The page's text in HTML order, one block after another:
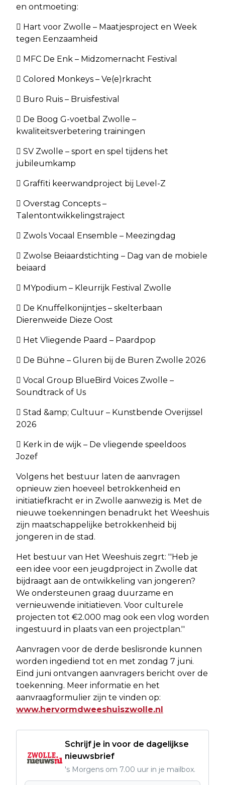
en ontmoeting:
 Hart voor Zwolle – Maatjesproject en Week
tegen Eenzaamheid
 MFC De Enk – Midzomernacht Festival
 Colored Monkeys – Ve(e)rkracht
 Buro Ruis – Bruisfestival
 De Boog G-voetbal Zwolle –
kwaliteitsverbetering trainingen
 SV Zwolle – sport en spel tijdens het
jubileumkamp
 Graffiti keerwandproject bij Level-Z
 Overstag Concepts –
Talentontwikkelingstraject
 Zwols Vocaal Ensemble – Meezingdag
 Zwolse Beiaardstichting – Dag van de mobiele
beiaard
 MYpodium – Kleurrijk Festival Zwolle
 De Knuffelkonijntjes – skelterbaan
Dierenweide Dieze Oost
 Het Vliegende Paard – Paardpop
 De Bühne – Gluren bij de Buren Zwolle 2026
 Vocal Group BlueBird Voices Zwolle –
Soundtrack of Us
 Stad &amp; Cultuur – Kunstbende Overijssel
2026
 Kerk in de wijk – De vliegende speeldoos
Jozef
Volgens het bestuur laten de aanvragen
opnieuw zien hoeveel betrokkenheid en
initiatiefkracht er in Zwolle aanwezig is. Met de
nieuwe toekenningen benadrukt het Weeshuis
zijn maatschappelijke betrokkenheid bij
jongeren in de stad.
Het bestuur van Het Weeshuis zegrt: ''Heb je
een idee voor een jeugdproject in Zwolle dat
bijdraagt aan de ontwikkeling van jongeren?
We ondersteunen graag duurzame en
vernieuwende initiatieven. Voor culturele
projecten tot €2.000 mag ook een vlog worden
ingestuurd in plaats van een projectplan.''
Aanvragen voor de derde beslisronde kunnen
worden ingediend tot en met zondag 7 juni.
Eind juni ontvangen aanvragers bericht over de
toekenning. Meer informatie en het
aanvraagformulier zijn te vinden op:
www.hervormdweeshuiszwolle.nl
Schrijf je in voor de dagelijkse
nieuwsbrief
's Morgens om 7.00 uur in je mailbox.